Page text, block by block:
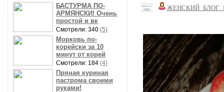
БАСТУРМА ПО-
АРМЯНСКИ! Очень
простой и вк
Смотрели: 340 (5)
Морковь по-
корейски за 10
минут от корей
Смотрели: 184 (4)
Пряная куриная
пастрома своими
руками!